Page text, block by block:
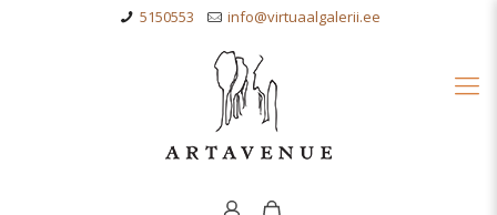
5150553 info@virtuaalgalerii.ee